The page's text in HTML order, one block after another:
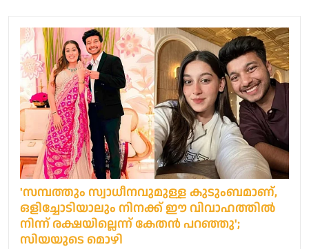
'സമ്പത്തും സ്വാധീനവുമുള്ള കുടുംബമാണ്,
ഒളിച്ചോടിയാലും നിനക്ക് ഈ വിവാഹത്തിൽ
നിന്ന് രക്ഷയില്ലെന്ന് കേതൻ പറഞ്ഞു';
സിയയുടെ മൊഴി